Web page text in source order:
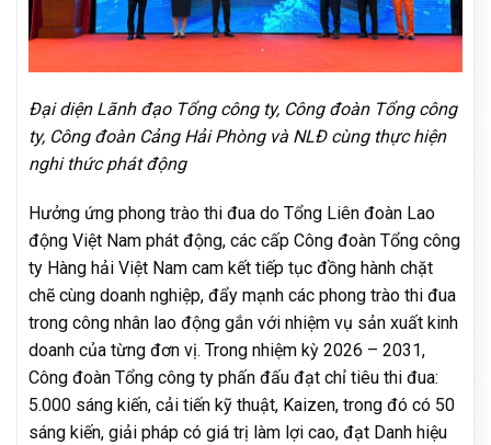
Đại diện Lãnh đạo Tổng công ty, Công đoàn Tổng công
ty, Công đoàn Cảng Hải Phòng và NLĐ cùng thực hiện
nghi thức phát động
Hưởng ứng phong trào thi đua do Tổng Liên đoàn Lao
động Việt Nam phát động, các cấp Công đoàn Tổng công
ty Hàng hải Việt Nam cam kết tiếp tục đồng hành chặt
chẽ cùng doanh nghiệp, đẩy mạnh các phong trào thi đua
trong công nhân lao động gắn với nhiệm vụ sản xuất kinh
doanh của từng đơn vị. Trong nhiệm kỳ 2026 – 2031,
Công đoàn Tổng công ty phấn đấu đạt chỉ tiêu thi đua:
5.000 sáng kiến, cải tiến kỹ thuật, Kaizen, trong đó có 50
sáng kiến, giải pháp có giá trị làm lợi cao, đạt Danh hiệu